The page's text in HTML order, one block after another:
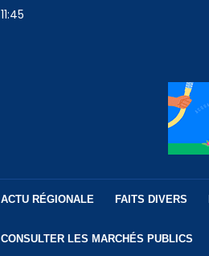
11:45
ACTU RÉGIONALE FAITS DIVERS
CONSULTER LES MARCHÉS PUBLICS